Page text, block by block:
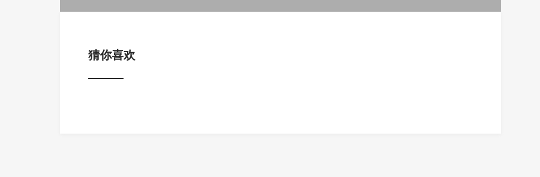
猜你喜欢